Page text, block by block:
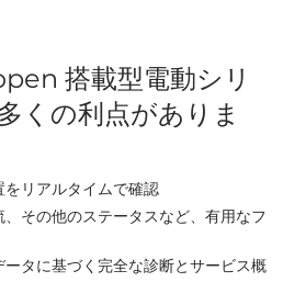
搭載型電動シリ
くの利点がありま
をリアルタイムで確認
その他のステータスなど、有用なフ
タに基づく完全な診断とサービス概